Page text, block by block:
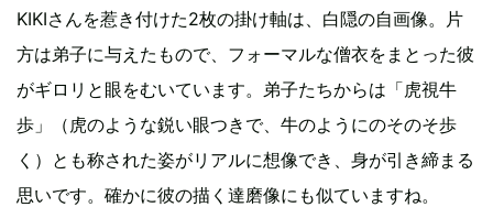
KIKIさんを惹き付けた2枚の掛け軸は、白隠の自画像。片
方は弟子に与えたもので、フォーマルな僧衣をまとった彼
がギロリと眼をむいています。弟子たちからは「虎視牛
歩」（虎のような鋭い眼つきで、牛のようにのそのそ歩
く）とも称された姿がリアルに想像でき、身が引き締まる
思いです。確かに彼の描く達磨像にも似ていますね。